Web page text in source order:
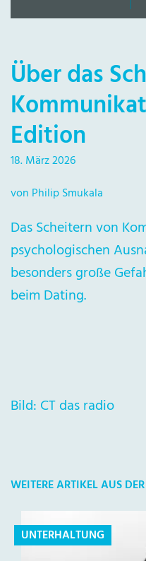
Über das
Edition
18. März 2026
von Philip Smukala
Das Scheitern von
psychologischen
besonders große
beim Dating.
Bild: CT das radio
WEITERE ARTIKEL AUS
UNTERHALTUNG